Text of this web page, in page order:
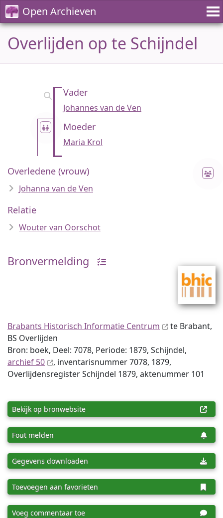
Open Archieven
Overlijden op te Schijndel
Vader
Johannes van de Ven
Moeder
Maria Krol
Overledene (vrouw)
Johanna van de Ven
Relatie
Wouter van Oorschot
Bronvermelding
Brabants Historisch Informatie Centrum
te Brabant,
BS Overlijden
Bron: boek, Deel: 7078, Periode: 1879, Schijndel,
archief 50
, inventaris­num­mer 7078, 1879,
Overlijdensregister Schijndel 1879, aktenummer 101
Bekijk op bronwebsite
Fout melden
Gegevens downloaden
Toevoegen aan favorieten
Voeg commentaar toe